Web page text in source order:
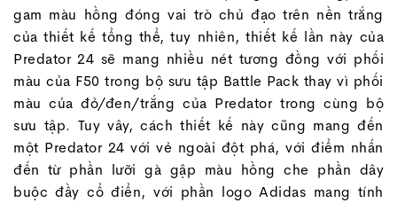
gam màu hồng đóng vai trò chủ đạo trên nền trắng
của thiết kế tổng thể, tuy nhiên, thiết kế lần này của
Predator 24 sẽ mang nhiều nét tương đồng với phối
màu của F50 trong bộ sưu tập Battle Pack thay vì phối
màu của đỏ/đen/trắng của Predator trong cùng bộ
sưu tập. Tuy vây, cách thiết kế này cũng mang đến
một Predator 24 với vẻ ngoài đột phá, với điểm nhấn
đến từ phần lưỡi gà gập màu hồng che phần dây
buộc đầy cổ điển, với phần logo Adidas mang tính